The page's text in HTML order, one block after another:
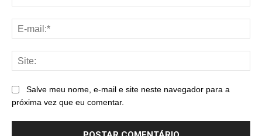
Salve meu nome, e-mail e site neste navegador para a
próxima vez que eu comentar.